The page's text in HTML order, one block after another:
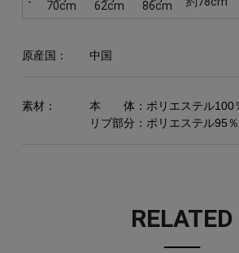
70cm 62cm 86cm
原産国： 中国
素材：
本 体：ポリエステル100
リブ部分：ポリエステル95
RELATED